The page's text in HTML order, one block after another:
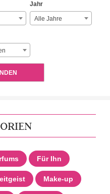
Jahr
Alle Jahre
Für Ihn
Make-up